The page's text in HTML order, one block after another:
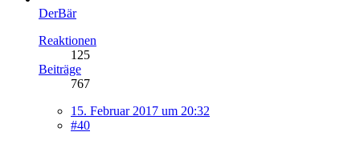
DerBär
Reaktionen
125
Beiträge
767
15. Februar 2017 um 20:32
#40